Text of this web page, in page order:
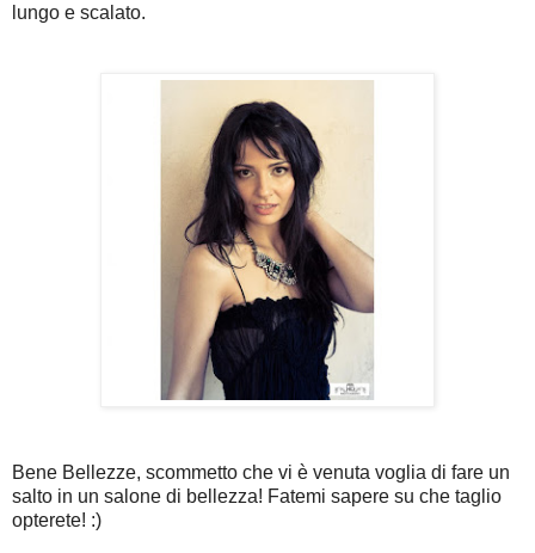
lungo e scalato.
Bene Bellezze, scommetto che vi è venuta voglia di fare un
salto in un salone di bellezza! Fatemi sapere su che taglio
opterete! :)